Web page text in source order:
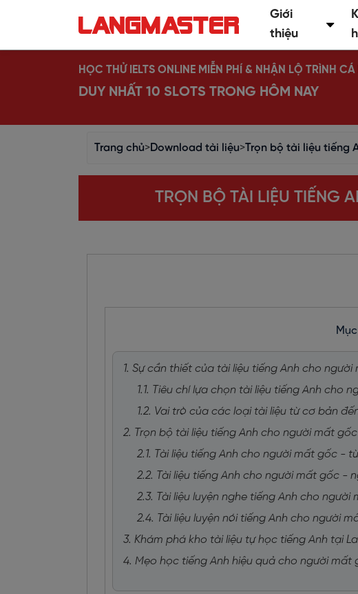
Giới
thiệu
HỌC THỬ IELTS ONLINE MIỄN PHÍ & NHẬN LỘ TRÌNH
DUY NHẤT 10 SLOTS TRONG HÔM NAY
Trang chủ>Download tài liệu>Trọn bộ tài liệu tiếng
TRỌN BỘ TÀI LIỆU TIẾNG
1. Sự cần thiết của tài liệu tiếng Anh cho
1.1. Tiêu chí lựa chọn tài liệu tiếng Anh cho
1.2. Vai trò của các loại tài liệu từ cơ bản
2. Trọn bộ tài liệu tiếng Anh cho người mất gốc
2.1. Tài liệu tiếng Anh cho người mất gốc -
2.2. Tài liệu tiếng Anh cho người mất gốc -
2.3. Tài liệu luyện nghe tiếng Anh cho người
2.4. Tài liệu luyện nói tiếng Anh cho người
3. Khám phá kho tài liệu tự học tiếng Anh tại
4. Mẹo học tiếng Anh hiệu quả cho người mất